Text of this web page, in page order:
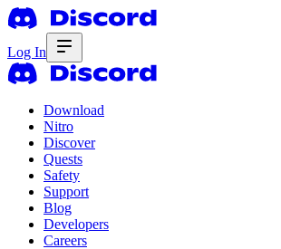
Log In
Download
Nitro
Discover
Quests
Safety
Support
Blog
Developers
Careers